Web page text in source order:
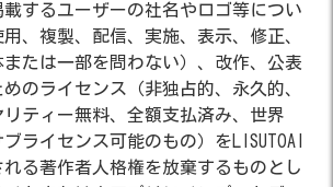
するユーザーの社名やロゴ等につい
、複製、配信、実施、表示、修正、
たは一部を問わない）、改作、公表
のライセンス（非独占的、永久的、
ティー無料、全額支払済み、世界
ライセンス可能のもの）をLISUTOAI
る著作者人格権を放棄するものとし